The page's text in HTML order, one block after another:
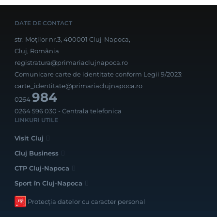
DATE DE CONTACT
str. Moților nr.3, 400001 Cluj-Napoca,
Cluj, România
registratura@primariaclujnapoca.ro
Comunicare carte de identitate conform Legii 9/2023:
carte_identitate@primariaclujnapoca.ro
0264984
0264 596 030 - Centrala telefonica
LINKURI UTILE
Visit Cluj
Cluj Business
CTP Cluj-Napoca
Sport în Cluj-Napoca
Protecția datelor cu caracter personal